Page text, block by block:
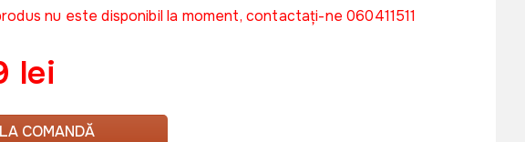
nu este disponibil la moment, contactați-ne 060411511
lei
LA COMANDĂ